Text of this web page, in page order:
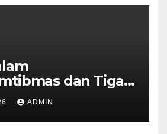
dan Tiga
Ungaran
Warga
Ronda
ADMIN